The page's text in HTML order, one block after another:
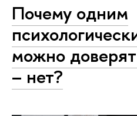
Почему одним
можно
– нет?